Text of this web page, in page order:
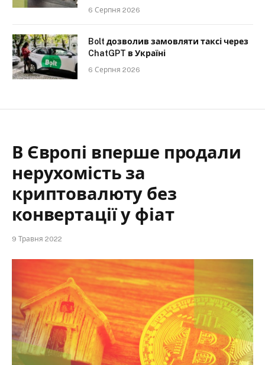
6 Серпня 2026
Bolt дозволив замовляти таксі через
ChatGPT в Україні
6 Серпня 2026
В Європі вперше продали
нерухомість за
криптовалюту без
конвертації у фіат
9 Травня 2022